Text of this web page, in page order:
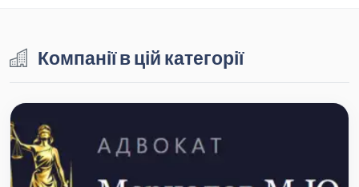
Компанії в цій категорії